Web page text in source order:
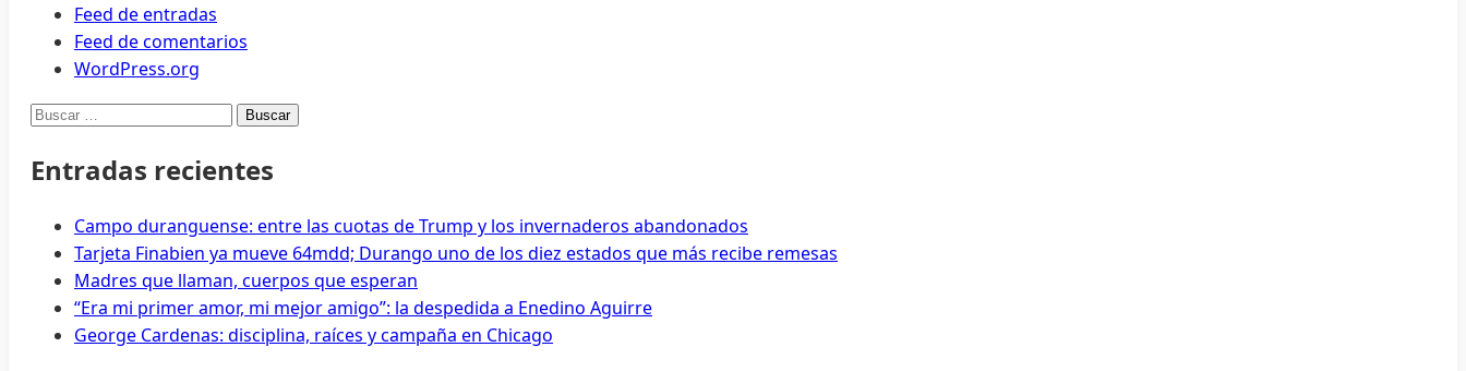
Feed de entradas
Feed de comentarios
WordPress.org
Buscar:
Entradas recientes
Campo duranguense: entre las cuotas de Trump y los invernaderos abandonados
Tarjeta Finabien ya mueve 64mdd; Durango uno de los diez estados que más recibe remesas
Madres que llaman, cuerpos que esperan
“Era mi primer amor, mi mejor amigo”: la despedida a Enedino Aguirre
George Cardenas: disciplina, raíces y campaña en Chicago